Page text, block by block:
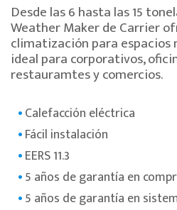
Desde las 6 hasta las 15
Weather Maker de Carrier
climatización para espacios
ideal para corporativos,
restauramtes y comercios.
Calefacción eléctrica
Fácil instalación
EERS 11.3
5 años de garantía en
5 años de garantía en